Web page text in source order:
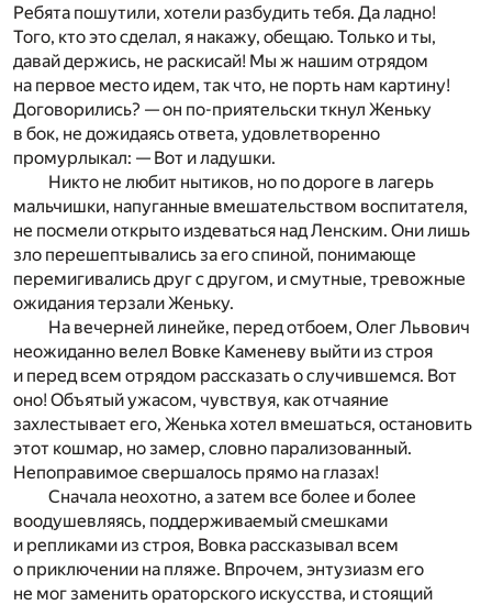
Ребята пошутили, хотели разбудить тебя. Да ладно!
Того, кто это сделал, я накажу, обещаю. Только и ты,
давай держись, не раскисай! Мы ж нашим отрядом
на первое место идем, так что, не порть нам картину!
Договорились? — он по-приятельски ткнул Женьку
в бок, не дожидаясь ответа, удовлетворенно
промурлыкал: — Вот и ладушки.
Никто не любит нытиков, но по дороге в лагерь
мальчишки, напуганные вмешательством воспитателя,
не посмели открыто издеваться над Ленским. Они лишь
зло перешептывались за его спиной, понимающе
перемигивались друг с другом, и смутные, тревожные
ожидания терзали Женьку.
На вечерней линейке, перед отбоем, Олег Львович
неожиданно велел Вовке Каменеву выйти из строя
и перед всем отрядом рассказать о случившемся. Вот
оно! Объятый ужасом, чувствуя, как отчаяние
захлестывает его, Женька хотел вмешаться, остановить
этот кошмар, но замер, словно парализованный.
Непоправимое свершалось прямо на глазах!
Сначала неохотно, а затем все более и более
воодушевляясь, поддерживаемый смешками
и репликами из строя, Вовка рассказывал всем
о приключении на пляже. Впрочем, энтузиазм его
не мог заменить ораторского искусства, и стоящий